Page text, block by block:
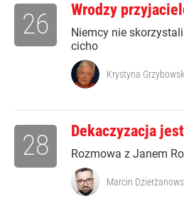
Wrodzy
Niemcy nie
cicho
26
Krystyna
Dekaczyzacja
Rozmowa z Janem
28
Marcin